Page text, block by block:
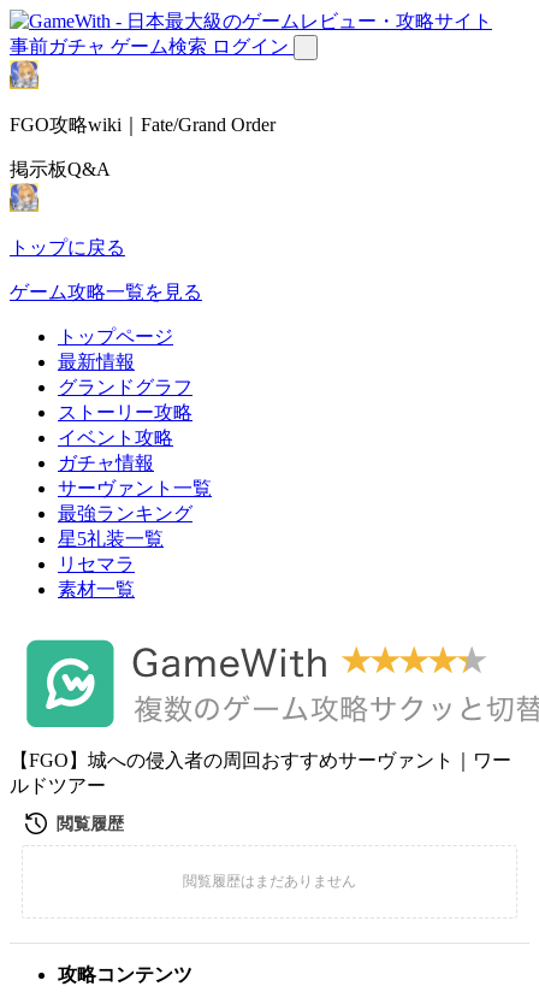
事前ガチャ ゲーム検索 ログイン
FGO攻略wiki｜Fate/Grand Order
掲示板Q&A
トップに戻る
ゲーム攻略一覧を見る
トップページ
最新情報
グランドグラフ
ストーリー攻略
イベント攻略
ガチャ情報
サーヴァント一覧
最強ランキング
星5礼装一覧
リセマラ
素材一覧
【FGO】城への侵入者の周回おすすめサーヴァント｜ワー
ルドツアー
攻略コンテンツ